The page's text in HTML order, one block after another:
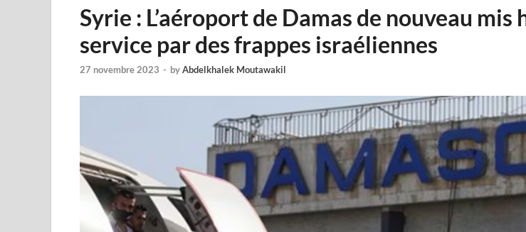
Syrie : L’aéroport de Damas de nouveau mis
service par des frappes israéliennes
27 novembre 2023 - byAbdelkhalek Moutawakil